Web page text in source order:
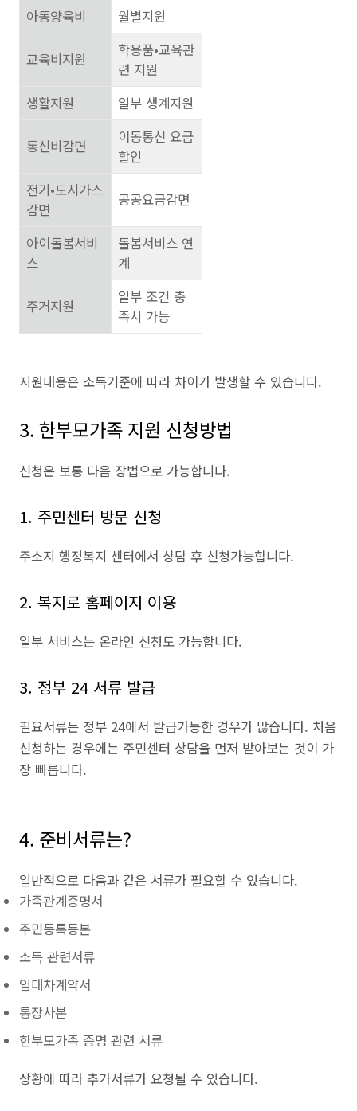
아동양육비
월별지원
교육비지원
학용품•교육관
련 지원
생활지원
일부 생계지원
통신비감면
이동통신 요금
할인
전기•도시가스
감면
공공요금감면
아이돌봄서비
스
돌봄서비스 연
계
주거지원
일부 조건 충
족시 가능
지원내용은 소득기준에 따라 차이가 발생할 수 있습니다.
3. 한부모가족 지원 신청방법
신청은 보통 다음 장법으로 가능합니다.
1. 주민센터 방문 신청
주소지 행정복지 센터에서 상담 후 신청가능합니다.
2. 복지로 홈페이지 이용
일부 서비스는 온라인 신청도 가능합니다.
3. 정부 24 서류 발급
필요서류는 정부 24에서 발급가능한 경우가 많습니다. 처음
신청하는 경우에는 주민센터 상담을 먼저 받아보는 것이 가
장 빠릅니다.
4. 준비서류는?
일반적으로 다음과 같은 서류가 필요할 수 있습니다.
가족관계증명서
주민등록등본
소득 관련서류
임대차계약서
통장사본
한부모가족 증명 관련 서류
상황에 따라 추가서류가 요청될 수 있습니다.